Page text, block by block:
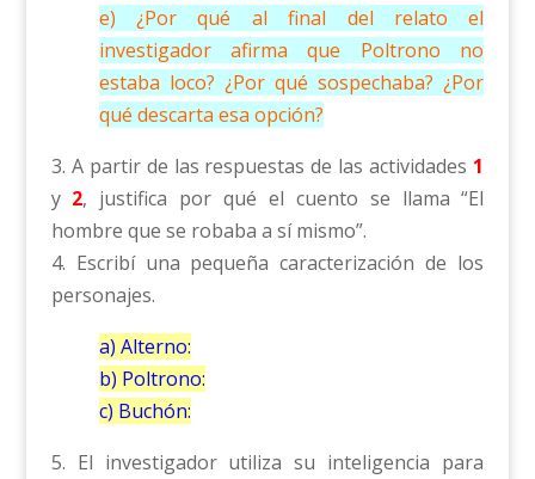
e) ¿Por qué al final del relato el
investigador afirma que Poltrono no
estaba loco? ¿Por qué sospechaba? ¿Por
qué descarta esa opción?
3. A partir de las respuestas de las actividades 1
y 2, justifica por qué el cuento se llama “El
hombre que se robaba a sí mismo”.
4. Escribí una pequeña caracterización de los
personajes.
a) Alterno:
b) Poltrono:
c) Buchón:
5. El investigador utiliza su inteligencia para